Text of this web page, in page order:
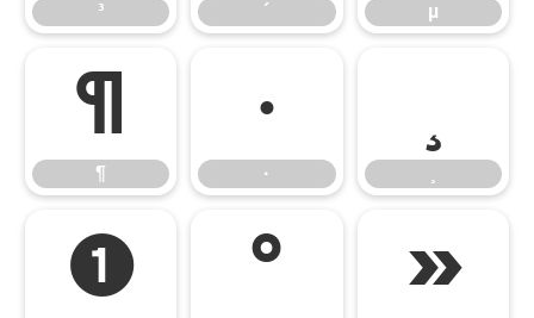
³ ´ µ
¶
¶
·
·
¹ º »